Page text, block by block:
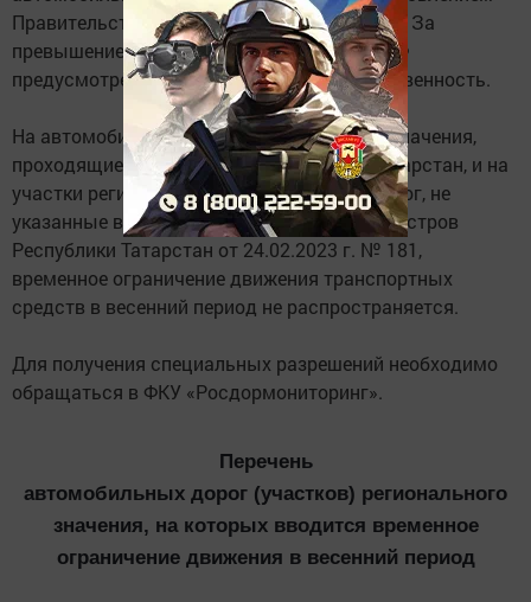
Правительства РФ от 21.12.2020 г. № 2200). За
превышение допустимых нагрузок КоАП РФ
предусмотрена административная ответственность.
На автомобильные дороги федерального значения,
проходящие по территории Республики Татарстан, и на
участки региональных автомобильных дорог, не
указанные в постановлении Кабинета Министров
Республики Татарстан от 24.02.2023 г. № 181,
временное ограничение движения транспортных
средств в весенний период не распространяется.
Для получения специальных разрешений необходимо
обращаться в ФКУ «Росдормониторинг».
Перечень
автомобильных дорог (участков) регионального
значения, на которых вводится временное
ограничение движения в весенний период